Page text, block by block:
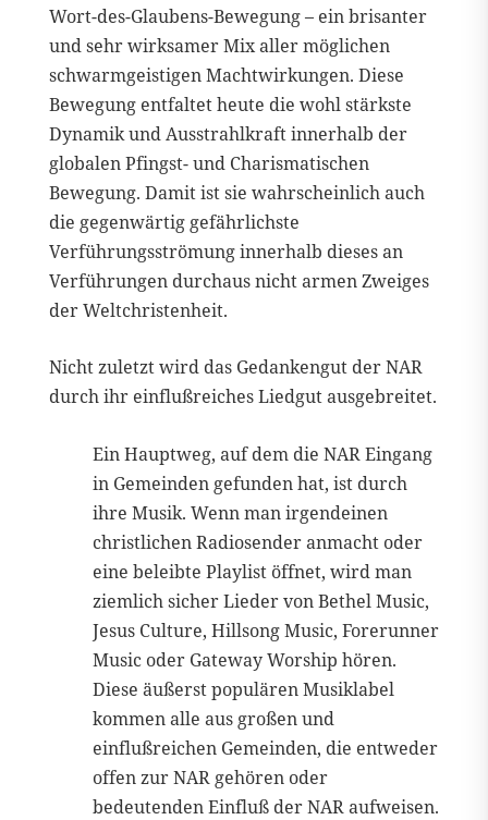
Wort-des-Glaubens-Bewegung – ein brisanter
und sehr wirksamer Mix aller möglichen
schwarmgeistigen Machtwirkungen. Diese
Bewegung entfaltet heute die wohl stärkste
Dynamik und Ausstrahlkraft innerhalb der
globalen Pfingst- und Charismatischen
Bewegung. Damit ist sie wahrscheinlich auch
die gegenwärtig gefährlichste
Verführungsströmung innerhalb dieses an
Verführungen durchaus nicht armen Zweiges
der Weltchristenheit.
Nicht zuletzt wird das Gedankengut der NAR
durch ihr einflußreiches Liedgut ausgebreitet.
Ein Hauptweg, auf dem die NAR Eingang
in Gemeinden gefunden hat, ist durch
ihre Musik. Wenn man irgendeinen
christlichen Radiosender anmacht oder
eine beleibte Playlist öffnet, wird man
ziemlich sicher Lieder von Bethel Music,
Jesus Culture, Hillsong Music, Forerunner
Music oder Gateway Worship hören.
Diese äußerst populären Musiklabel
kommen alle aus großen und
einflußreichen Gemeinden, die entweder
offen zur NAR gehören oder
bedeutenden Einfluß der NAR aufweisen.